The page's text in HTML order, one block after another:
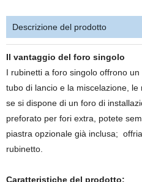
Descrizione del prodotto
Il vantaggio del foro singolo
I rubinetti a foro singolo offrono
tubo di lancio e la miscelazione,
se si dispone di un foro di
preforato per fori extra, potete
piastra opzionale già inclusa;
rubinetto.
Caratteristiche del prodotto: